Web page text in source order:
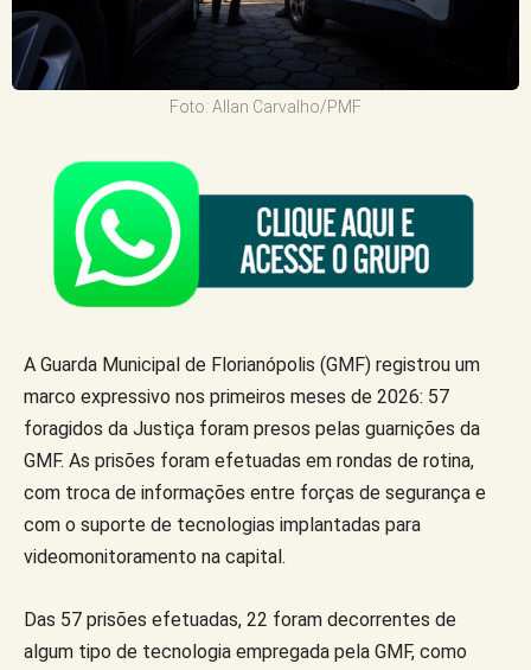
Foto: Allan Carvalho/PMF
A Guarda Municipal de Florianópolis (GMF) registrou um
marco expressivo nos primeiros meses de 2026: 57
foragidos da Justiça foram presos pelas guarnições da
GMF. As prisões foram efetuadas em rondas de rotina,
com troca de informações entre forças de segurança e
com o suporte de tecnologias implantadas para
videomonitoramento na capital.
Das 57 prisões efetuadas, 22 foram decorrentes de
algum tipo de tecnologia empregada pela GMF, como